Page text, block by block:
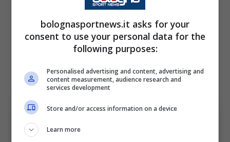
stagione. Numeri da attaccante esterno,
eppure è un terzino…Puntuale in
sovrapposizione, ordinato e attento in fase
quest’oggi tra i migliori in campo. In crescita.
bolognasportnews.it asks for your
consent to use your personal data for the
following purposes:
Personalised advertising and content, advertising and
content measurement, audience research and
services development
Store and/or access information on a device
Learn more